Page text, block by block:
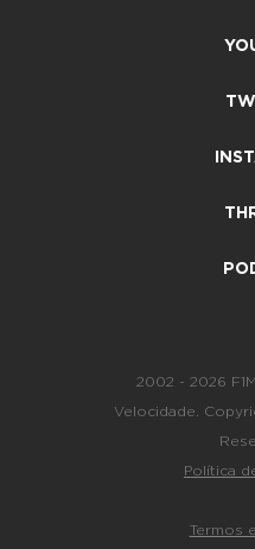
2002 - 2026
Velocidade.
Política
Termos